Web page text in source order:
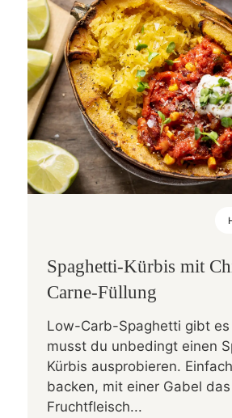
Spaghetti-Kürbis mit
Carne-Füllung
Low-Carb-Spaghetti gibt
musst du unbedingt einen
Kürbis ausprobieren.
backen, mit einer Gabel das
Fruchtfleisch...